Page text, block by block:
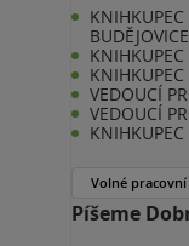
KNIHKUPEC
BUDĚJOVICE
KNIHKUPEC
VEDOUCÍ
VEDOUCÍ
Volné pracovní
Píšeme